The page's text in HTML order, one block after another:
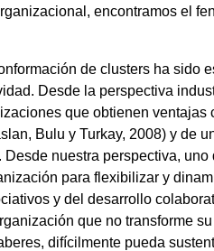
encontramos el
de clusters ha sido
Desde la perspectiva
que obtienen ventajas
Bulu y Turkay, 2008) y de
nuestra perspectiva, uno
para flexibilizar y
y del desarrollo
que no transforme
difícilmente pueda